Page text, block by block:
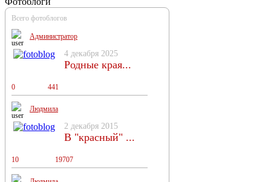
Всего фотоблогов
Администратор
4 декабря 2025
Родные края...
0 441
Людмила
2 декабря 2015
В "красный" ...
10 19707